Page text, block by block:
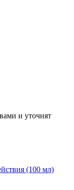
и уточнят
(100 мл)